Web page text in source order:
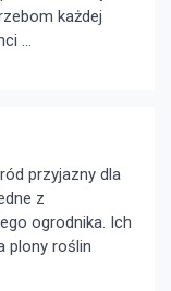
każdej
…
przyjazny dla
z
ogrodnika. Ich
plony roślin